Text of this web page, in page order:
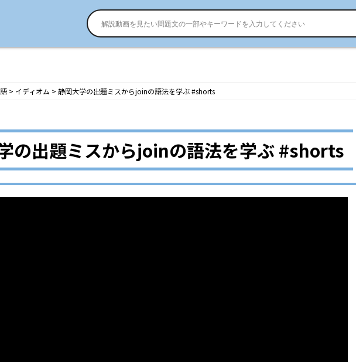
> イディオム > 静岡大学の出題ミスからjoinの語法を学ぶ #shorts
の出題ミスからjoinの語法を学ぶ #shorts